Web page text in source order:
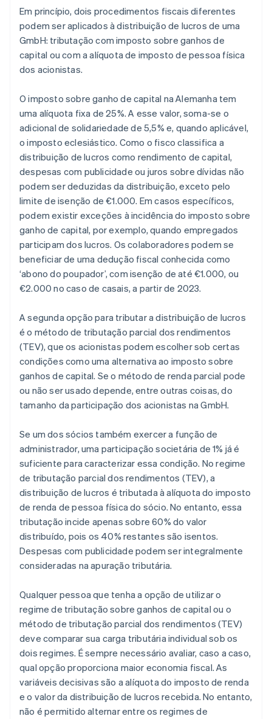
Em princípio, dois procedimentos fiscais diferentes
podem ser aplicados à distribuição de lucros de uma
GmbH: tributação com imposto sobre ganhos de
capital ou com a alíquota de imposto de pessoa física
dos acionistas.
O imposto sobre ganho de capital na Alemanha tem
uma alíquota fixa de 25%. A esse valor, soma-se o
adicional de solidariedade de 5,5% e, quando aplicável,
o imposto eclesiástico. Como o fisco classifica a
distribuição de lucros como rendimento de capital,
despesas com publicidade ou juros sobre dívidas não
podem ser deduzidas da distribuição, exceto pelo
limite de isenção de €1.000. Em casos específicos,
podem existir exceções à incidência do imposto sobre
ganho de capital, por exemplo, quando empregados
participam dos lucros. Os colaboradores podem se
beneficiar de uma dedução fiscal conhecida como
‘abono do poupador’, com isenção de até €1.000, ou
€2.000 no caso de casais, a partir de 2023.
A segunda opção para tributar a distribuição de lucros
é o método de tributação parcial dos rendimentos
(TEV), que os acionistas podem escolher sob certas
condições como uma alternativa ao imposto sobre
ganhos de capital. Se o método de renda parcial pode
ou não ser usado depende, entre outras coisas, do
tamanho da participação dos acionistas na GmbH.
Se um dos sócios também exercer a função de
administrador, uma participação societária de 1% já é
suficiente para caracterizar essa condição. No regime
de tributação parcial dos rendimentos (TEV), a
distribuição de lucros é tributada à alíquota do imposto
de renda de pessoa física do sócio. No entanto, essa
tributação incide apenas sobre 60% do valor
distribuído, pois os 40% restantes são isentos.
Despesas com publicidade podem ser integralmente
consideradas na apuração tributária.
Qualquer pessoa que tenha a opção de utilizar o
regime de tributação sobre ganhos de capital ou o
método de tributação parcial dos rendimentos (TEV)
deve comparar sua carga tributária individual sob os
dois regimes. É sempre necessário avaliar, caso a caso,
qual opção proporciona maior economia fiscal. As
variáveis decisivas são a alíquota do imposto de renda
e o valor da distribuição de lucros recebida. No entanto,
não é permitido alternar entre os regimes de